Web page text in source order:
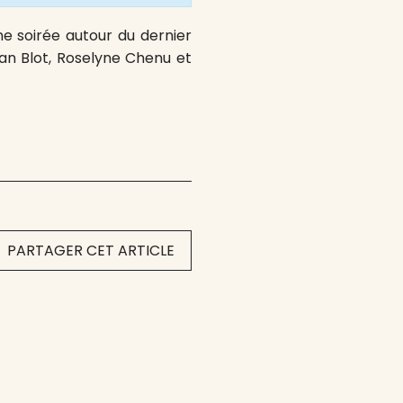
soirée autour du dernier
Blot, Roselyne Chenu et
PARTAGER CET ARTICLE